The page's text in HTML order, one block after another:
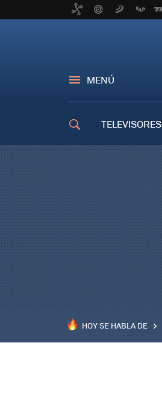
MENÚ
TELEVISORES
HOY SE HABLA DE